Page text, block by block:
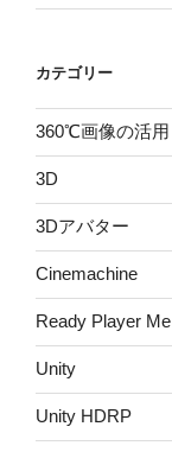
カテゴリー
360℃画像の活用
3D
3Dアバター
Cinemachine
Ready Player Me
Unity
Unity HDRP